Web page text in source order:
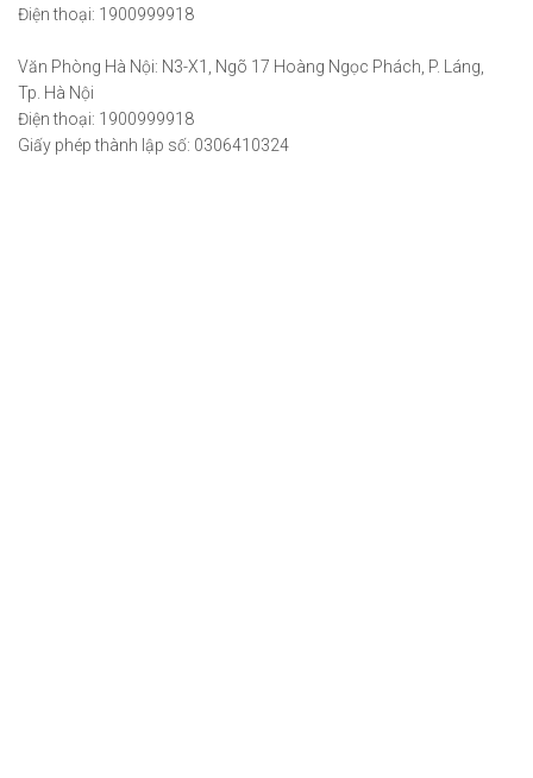
Điện thoại: 1900999918
Văn Phòng Hà Nội: N3-X1, Ngõ 17 Hoàng Ngọc Phách, P. Láng,
Tp. Hà Nội
Điện thoại: 1900999918
Giấy phép thành lập số: 0306410324